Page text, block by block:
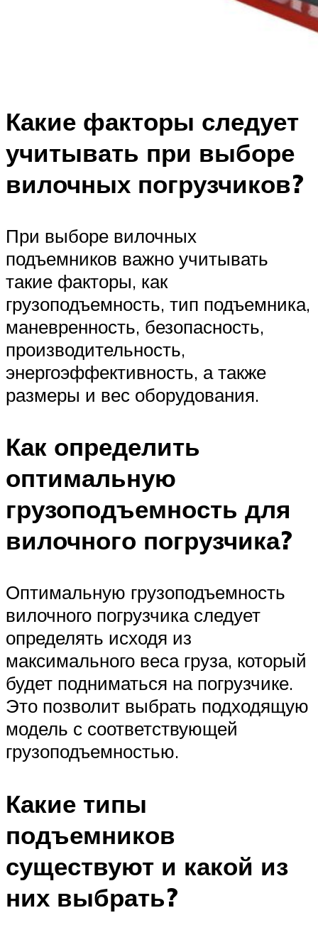
Какие факторы следует
учитывать при выборе
вилочных погрузчиков?
При выборе вилочных
подъемников важно учитывать
такие факторы, как
грузоподъемность, тип подъемника,
маневренность, безопасность,
производительность,
энергоэффективность, а также
размеры и вес оборудования.
Как определить
оптимальную
грузоподъемность для
вилочного погрузчика?
Оптимальную грузоподъемность
вилочного погрузчика следует
определять исходя из
максимального веса груза, который
будет подниматься на погрузчике.
Это позволит выбрать подходящую
модель с соответствующей
грузоподъемностью.
Какие типы
подъемников
существуют и какой из
них выбрать?